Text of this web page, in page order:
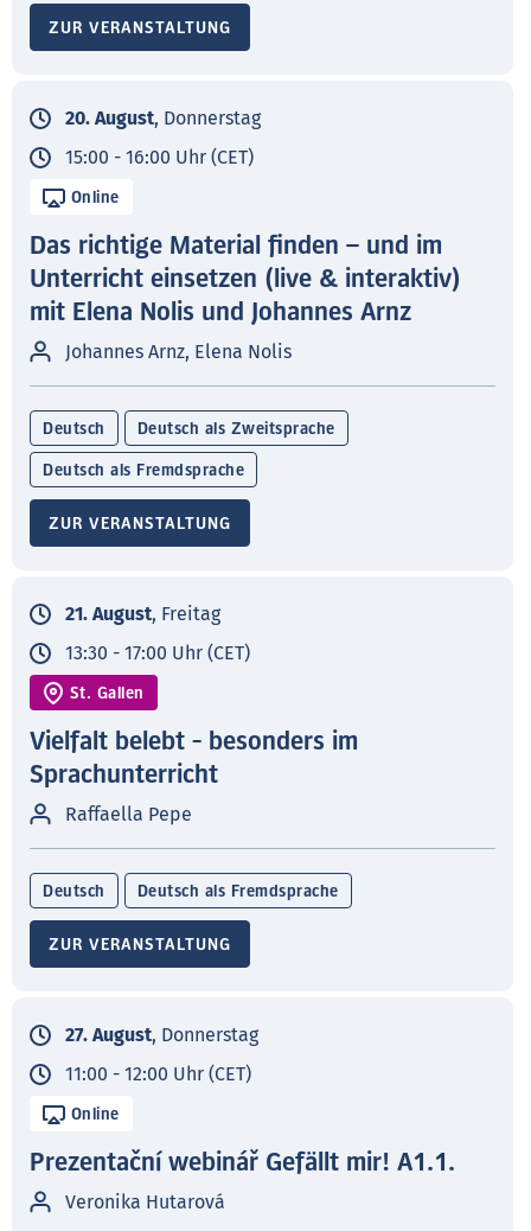
ZUR VERANSTALTUNG
20. August, Donnerstag
15:00 - 16:00 Uhr (CET)
Online
Das richtige Material finden – und im
Unterricht einsetzen (live & interaktiv)
mit Elena Nolis und Johannes Arnz
Johannes Arnz, Elena Nolis
Deutsch Deutsch als Zweitsprache
Deutsch als Fremdsprache
ZUR VERANSTALTUNG
21. August, Freitag
13:30 - 17:00 Uhr (CET)
St. Gallen
Vielfalt belebt - besonders im
Sprachunterricht
Raffaella Pepe
Deutsch Deutsch als Fremdsprache
ZUR VERANSTALTUNG
27. August, Donnerstag
11:00 - 12:00 Uhr (CET)
Online
Prezentační webinář Gefällt mir! A1.1.
Veronika Hutarová